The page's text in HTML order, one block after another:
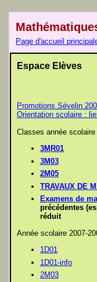
Page d'accueil
Espace Elèves
Promotions Sévelin
Orientation scolaire :
Classes année scolaire
3MR01
3M03
2M05
TRAVAUX DE
Examens de
précédentes
réduit
Année scolaire 2007-
1D01
1D01-info
2M03